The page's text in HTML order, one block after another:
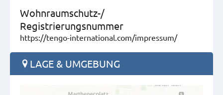
Wohnraumschutz-/
Registrierungsnummer
https://tengo-international.com/impressum/
LAGE & UMGEBUNG